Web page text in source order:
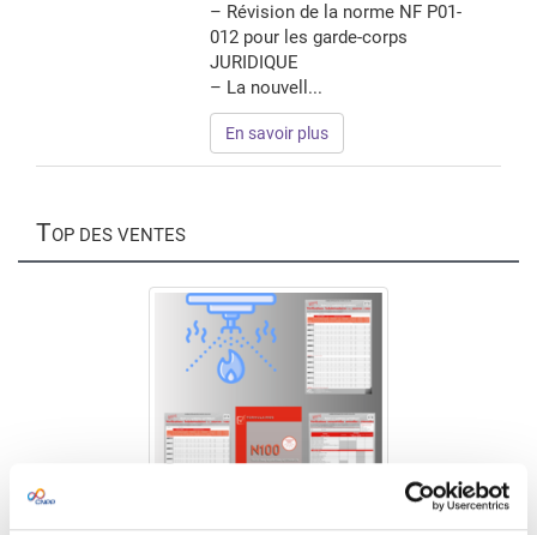
– Révision de la norme NF P01-
012 pour les garde-corps
JURIDIQUE
– La nouvell...
En savoir plus
TOP DES VENTES